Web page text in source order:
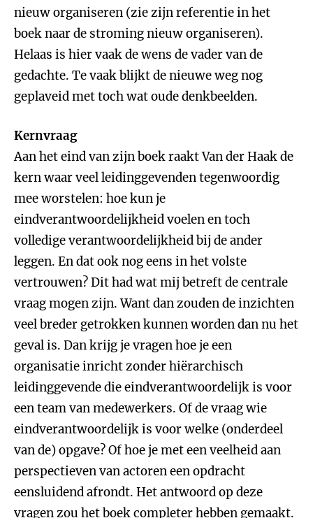
nieuw organiseren (zie zijn referentie in het
boek naar de stroming nieuw organiseren).
Helaas is hier vaak de wens de vader van de
gedachte. Te vaak blijkt de nieuwe weg nog
geplaveid met toch wat oude denkbeelden.
Kernvraag
Aan het eind van zijn boek raakt Van der Haak de
kern waar veel leidinggevenden tegenwoordig
mee worstelen: hoe kun je
eindverantwoordelijkheid voelen en toch
volledige verantwoordelijkheid bij de ander
leggen. En dat ook nog eens in het volste
vertrouwen? Dit had wat mij betreft de centrale
vraag mogen zijn. Want dan zouden de inzichten
veel breder getrokken kunnen worden dan nu het
geval is. Dan krijg je vragen hoe je een
organisatie inricht zonder hiërarchisch
leidinggevende die eindverantwoordelijk is voor
een team van medewerkers. Of de vraag wie
eindverantwoordelijk is voor welke (onderdeel
van de) opgave? Of hoe je met een veelheid aan
perspectieven van actoren een opdracht
eensluidend afrondt. Het antwoord op deze
vragen zou het boek completer hebben gemaakt.